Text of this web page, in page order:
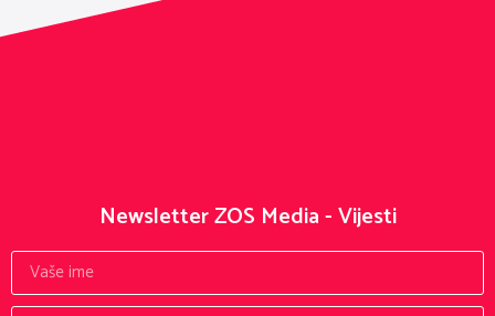
Newsletter ZOS Media - Vijesti